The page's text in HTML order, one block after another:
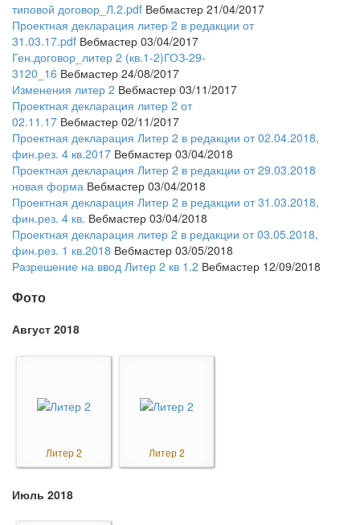
типовой договор_Л.2.pdf Вебмастер 21/04/2017
Проектная декларация литер 2 в редакции от
31.03.17.pdf Вебмастер 03/04/2017
Ген.договор_литер 2 (кв.1-2)ГОЗ-29-
3120_16 Вебмастер 24/08/2017
Изменения литер 2 Вебмастер 03/11/2017
Проектная декларация литер 2 от
02.11.17 Вебмастер 02/11/2017
Проектная декларация Литер 2 в редакции от 02.04.2018,
фин.рез. 4 кв.2017 Вебмастер 03/04/2018
Проектная декларация Литер 2 в редакции от 29.03.2018
новая форма Вебмастер 03/04/2018
Проектная декларация Литер 2 в редакции от 31.03.2018,
фин.рез. 4 кв. Вебмастер 03/04/2018
Проектная декларация литер 2 в редакции от 03.05.2018,
фин.рез. 1 кв.2018 Вебмастер 03/05/2018
Разрешение на ввод Литер 2 кв 1.2 Вебмастер 12/09/2018
Фото
Август 2018
Литер 2 Литер 2
Июль 2018